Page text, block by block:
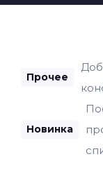
Прочее
Новинка